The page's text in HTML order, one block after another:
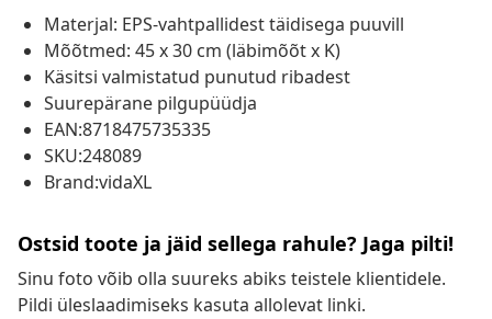
Materjal: EPS-vahtpallidest täidisega puuvill
Mõõtmed: 45 x 30 cm (läbimõõt x K)
Käsitsi valmistatud punutud ribadest
Suurepärane pilgupüüdja
EAN:8718475735335
SKU:248089
Brand:vidaXL
Ostsid toote ja jäid sellega rahule? Jaga pilti!
Sinu foto võib olla suureks abiks teistele klientidele.
Pildi üleslaadimiseks kasuta allolevat linki.